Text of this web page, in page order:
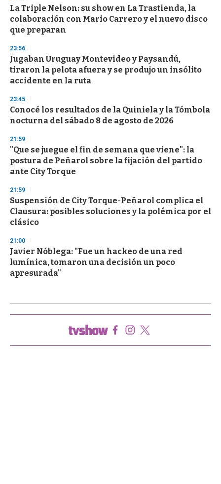
La Triple Nelson: su show en La Trastienda, la
colaboración con Mario Carrero y el nuevo disco
que preparan
23:56
Jugaban Uruguay Montevideo y Paysandú,
tiraron la pelota afuera y se produjo un insólito
accidente en la ruta
23:45
Conocé los resultados de la Quiniela y la Tómbola
nocturna del sábado 8 de agosto de 2026
21:59
"Que se juegue el fin de semana que viene": la
postura de Peñarol sobre la fijación del partido
ante City Torque
21:59
Suspensión de City Torque-Peñarol complica el
Clausura: posibles soluciones y la polémica por el
clásico
21:00
Javier Nóblega: "Fue un hackeo de una red
lumínica, tomaron una decisión un poco
apresurada"